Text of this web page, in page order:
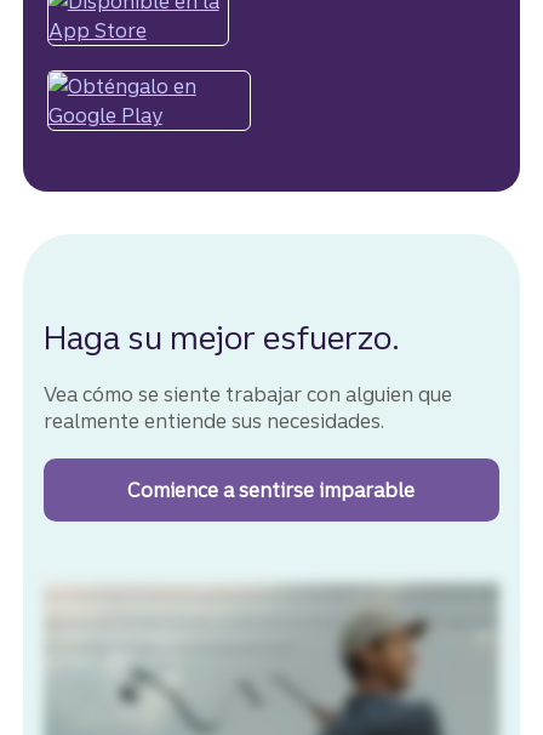
Haga su mejor esfuerzo.
Vea cómo se siente trabajar con alguien que
realmente entiende sus necesidades.
Comience a sentirse imparable
necesita, usted es imparable. Está bien. En Truist, creemos que sucede lo mismo con las operaciones bancarias. Esto funcionará. ¿Tienes algo para comer?